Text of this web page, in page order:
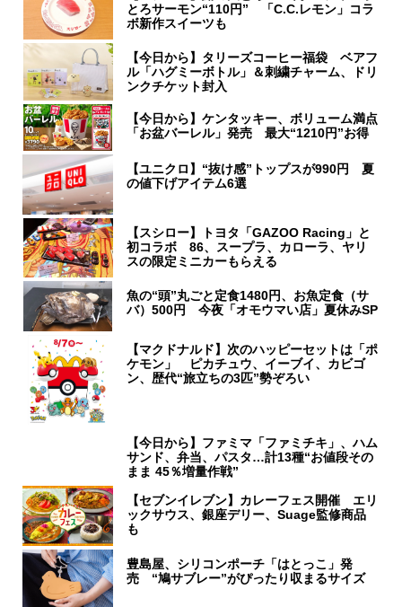
とろサーモン“110円” 「C.C.レモン」コラ
ボ新作スイーツも
【今日から】タリーズコーヒー福袋 ベアフ
ル「ハグミーボトル」＆刺繍チャーム、ドリ
ンクチケット封入
【今日から】ケンタッキー、ボリューム満点
「お盆バーレル」発売 最大“1210円”お得
【ユニクロ】“抜け感”トップスが990円 夏
の値下げアイテム6選
【スシロー】トヨタ「GAZOO Racing」と
初コラボ 86、スープラ、カローラ、ヤリ
スの限定ミニカーもらえる
魚の“頭”丸ごと定食1480円、お魚定食（サ
バ）500円 今夜「オモウマい店」夏休みSP
【マクドナルド】次のハッピーセットは「ポ
ケモン」 ピカチュウ、イーブイ、カビゴ
ン、歴代“旅立ちの3匹”勢ぞろい
【今日から】ファミマ「ファミチキ」、ハム
サンド、弁当、パスタ…計13種“お値段その
まま 45％増量作戦”
【セブンイレブン】カレーフェス開催 エリ
ックサウス、銀座デリー、Suage監修商品
も
豊島屋、シリコンポーチ「はとっこ」発
売 “鳩サブレー”がぴったり収まるサイズ